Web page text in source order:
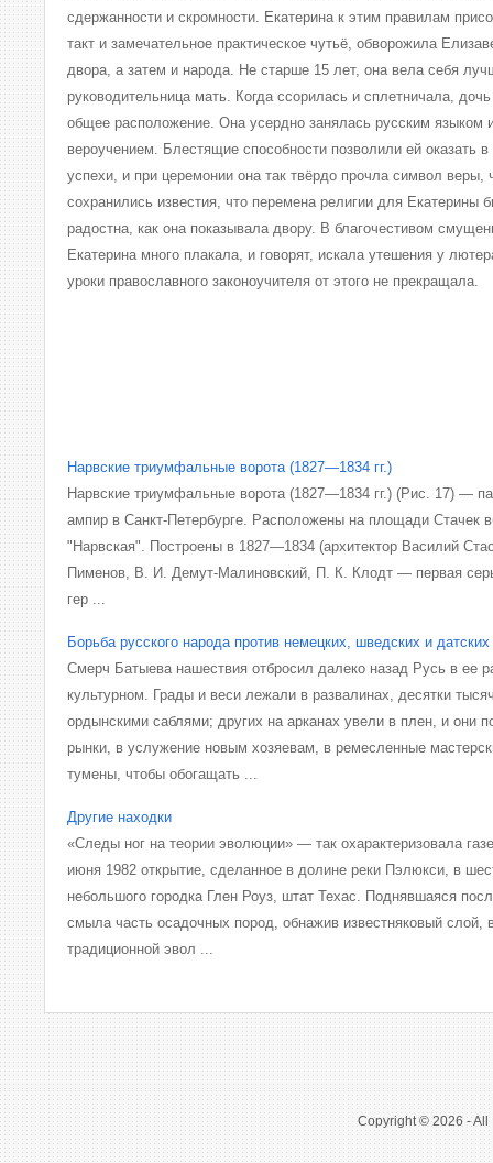
сдержанности и скромности. Екатерина к этим правилам
такт и замечательное практическое чутьё, обворожила
двора, а затем и народа. Не старше 15 лет, она вела себя
руководительница мать. Когда ссорилась и сплетничала,
общее расположение. Она усердно занялась русским языком
вероучением. Блестящие способности позволили ей оказать
успехи, и при церемонии она так твёрдо прочла символ веры,
сохранились известия, что перемена религии для Екатерины
радостна, как она показывала двору. В благочестивом
Екатерина много плакала, и говорят, искала утешения у
уроки православного законоучителя от этого не прекращала.
Нарвские триумфальные ворота (1827—1834 гг.)
Нарвские триумфальные ворота (1827—1834 гг.) (Рис. 17) —
ампир в Санкт-Петербурге. Расположены на площади Стачек
"Нарвская". Построены в 1827—1834 (архитектор Василий
Пименов, В. И. Демут-Малиновский, П. К. Клодт — первая
гер ...
Борьба русского народа против немецких, шведских и
Смерч Батыева нашествия отбросил далеко назад Русь в ее
культурном. Грады и веси лежали в развалинах, десятки
ордынскими саблями; других на арканах увели в плен, и они
рынки, в услужение новым хозяевам, в ремесленные
тумены, чтобы обогащать ...
Другие находки
«Следы ног на теории эволюции» — так охарактеризовала
июня 1982 открытие, сделанное в долине реки Пэлюкси, в
небольшого городка Глен Роуз, штат Техас. Поднявшаяся
смыла часть осадочных пород, обнажив известняковый слой,
традиционной эвол ...
Copyright © 2026 - All